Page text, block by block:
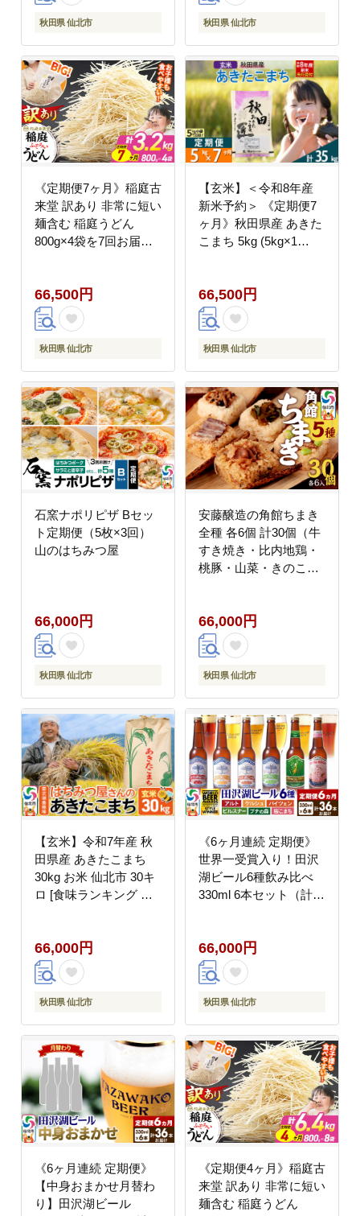
秋田県 仙北市
あきたこまち ごはん 米
お米 精米5kg]
秋田県 仙北市
《定期便7ヶ月》稲庭古
来堂 訳あり 非常に短い
麺含む 稲庭うどん
800g×4袋を7回お届け
干麺 干し麺 細麺 無添
加 時短 離乳食 介護食
カット手間なし ご当地
お取り寄せ 手綯 てない
カ月 7ケ月]
66,500円
秋田県 仙北市
【玄米】＜令和8年産
新米予約＞ 《定期便7
ヶ月》秋田県産 あきた
こまち 5kg (5kg×1
5kg 米 5kg 米 5kg定
期便 お米定期便 玄米
あきたこまち ごはん 米
お米]
66,500円
秋田県 仙北市
石窯ナポリピザ Bセッ
ト定期便（5枚×3回）
山のはちみつ屋
66,000円
秋田県 仙北市
安藤醸造の角館ちまき
全種 各6個 計30個（牛
すき焼き・比内地鶏・
桃豚・山菜・きのこ）
66,000円
秋田県 仙北市
【玄米】令和7年産 秋
田県産 あきたこまち
30kg お米 仙北市 30キ
ロ [食味ランキング 特A
66,000円
秋田県 仙北市
《6ヶ月連続 定期便》
世界一受賞入り！田沢
湖ビール6種飲み比べ
330ml 6本セット（計36
66,000円
秋田県 仙北市
《6ヶ月連続 定期便》
【中身おまかせ月替わ
り】田沢湖ビール
《定期便4ヶ月》稲庭古
来堂 訳あり 非常に短い
麺含む 稲庭うどん